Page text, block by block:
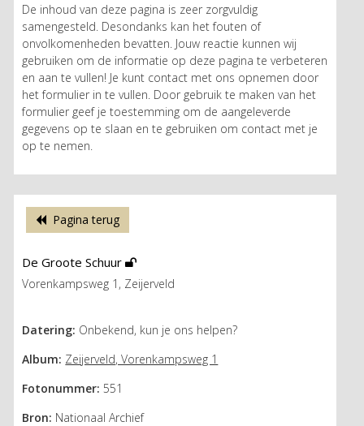
De inhoud van deze pagina is zeer zorgvuldig
samengesteld. Desondanks kan het fouten of
onvolkomenheden bevatten. Jouw reactie kunnen wij
gebruiken om de informatie op deze pagina te verbeteren
en aan te vullen! Je kunt contact met ons opnemen door
het formulier in te vullen. Door gebruik te maken van het
formulier geef je toestemming om de aangeleverde
gegevens op te slaan en te gebruiken om contact met je
op te nemen.
Pagina terug
De Groote Schuur
Vorenkampsweg 1, Zeijerveld
Datering: Onbekend, kun je ons helpen?
Album: Zeijerveld, Vorenkampsweg 1
Fotonummer: 551
Bron: Nationaal Archief